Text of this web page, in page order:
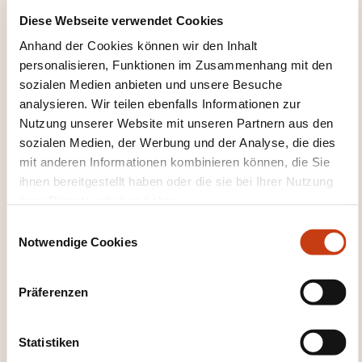
Diese Webseite verwendet Cookies
Anhand der Cookies können wir den Inhalt
personalisieren, Funktionen im Zusammenhang mit den
sozialen Medien anbieten und unsere Besuche
analysieren. Wir teilen ebenfalls Informationen zur
Nutzung unserer Website mit unseren Partnern aus den
sozialen Medien, der Werbung und der Analyse, die dies
mit anderen Informationen kombinieren können, die Sie
ihnen bereitgestellt haben oder die sie bei Ihrer Nutzung
Notwendige Cookies
Präferenzen
Statistiken
kontaktieren?
Liette Bour
coursdusoir@strassen.lu
+352 31 02 62 1
Mehr zum Weiterbildungsanbieter:
Ministère de l'Éducation nationale, de
l'Enfance et de la Jeunesse
DIESE WEITERBILDUNGEN